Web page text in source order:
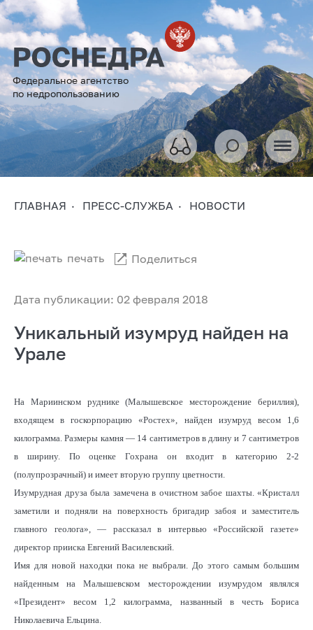
Федеральное агентство
по недропользованию
ГЛАВНАЯ ПРЕСС-СЛУЖБА НОВОСТИ
Дата публикации: 02 февраля 2018
печать Поделиться
Уникальный изумруд найден на
Урале
На Мариинском руднике (Малышевское месторождение бериллия),
входящем в госкорпорацию «Ростех», найден изумруд весом 1,6
килограмма. Размеры камня — 14 сантиметров в длину и 7 сантиметров
в ширину. По оценке Гохрана он входит в категорию 2-2
(полупрозрачный) и имеет вторую группу цветности.
Изумрудная друза была замечена в очистном забое шахты. «Кристалл
заметили и подняли на поверхность бригадир забоя и заместитель
главного геолога», — рассказал в интервью «Российской газете»
директор прииска Евгений Василевский.
Имя для новой находки пока не выбрали. До этого самым большим
найденным на Малышевском месторождении изумрудом являлся
«Президент» весом 1,2 килограмма, названный в честь Бориса
Николаевича Ельцина.